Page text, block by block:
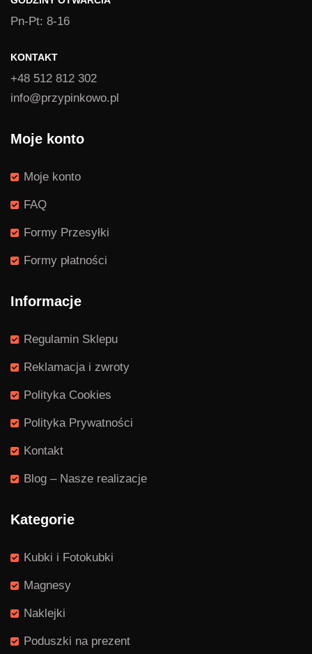
Pn-Pt: 8-16
KONTAKT
+48 512 812 302
info@przypinkowo.pl
Moje konto
Moje konto
FAQ
Formy Przesyłki
Formy płatności
Informacje
Regulamin Sklepu
Reklamacja i zwroty
Polityka Cookies
Polityka Prywatności
Kontakt
Blog – Nasze realizacje
Kategorie
Kubki i Fotokubki
Magnesy
Naklejki
Poduszki na prezent